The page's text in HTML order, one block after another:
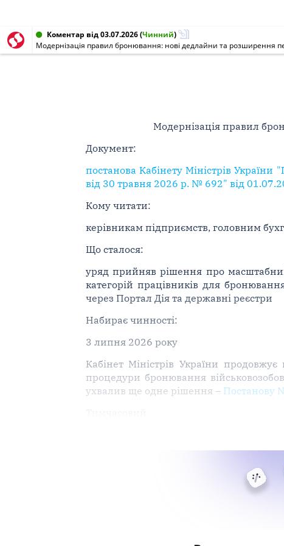
Коментар від 03.07.2026(Чинний)
Модернізація правил бронювання: нові дедлайни та розширення
Модернізація правил
Документ:
постанова Кабінету Міністрів
від 30 травня 2026 р. № 692" від
Кому читати:
керівникам підприємств, головним
Що сталося:
уряд прийняв рішення про
категорій працівників для
через Портал Дія та державні реєстри
Набирає чинності:
3 липня 2026 року
Кабінет Міністрів України
процедури бронювання
ухвалив ще одне рішення – Постанову